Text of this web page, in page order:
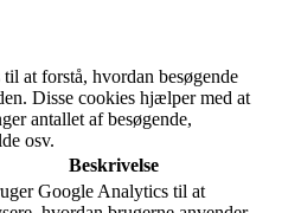
at forstå, hvordan besøgende
Disse cookies hjælper med at
antallet af besøgende,
osv.
Beskrivelse
Google Analytics til at